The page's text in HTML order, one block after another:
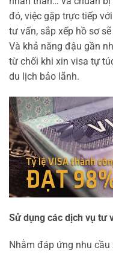
đó, việc gặp trực tiếp
tư vấn, sắp xếp hồ sơ
Và khả năng đậu gần
từ chối khi xin visa tự
du lịch bảo lãnh.
Sử dụng các dịch vụ tư
Nhằm đáp ứng nhu